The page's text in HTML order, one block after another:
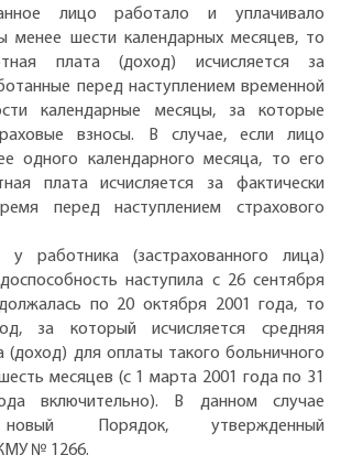
лицо работало и уплачивало
менее шести календарных месяцев, то
плата (доход) исчисляется за
перед наступлением временной
календарные месяцы, за которые
взносы. В случае, если лицо
одного календарного месяца, то его
плата исчисляется за фактически
перед наступлением страхового
работника (застрахованного лица)
наступила с 26 сентября
по 20 октября 2001 года, то
за который исчисляется средняя
(доход) для оплаты такого больничного
месяцев (с 1 марта 2001 года по 31
включительно). В данном случае
новый Порядок, утвержденный
№ 1266.